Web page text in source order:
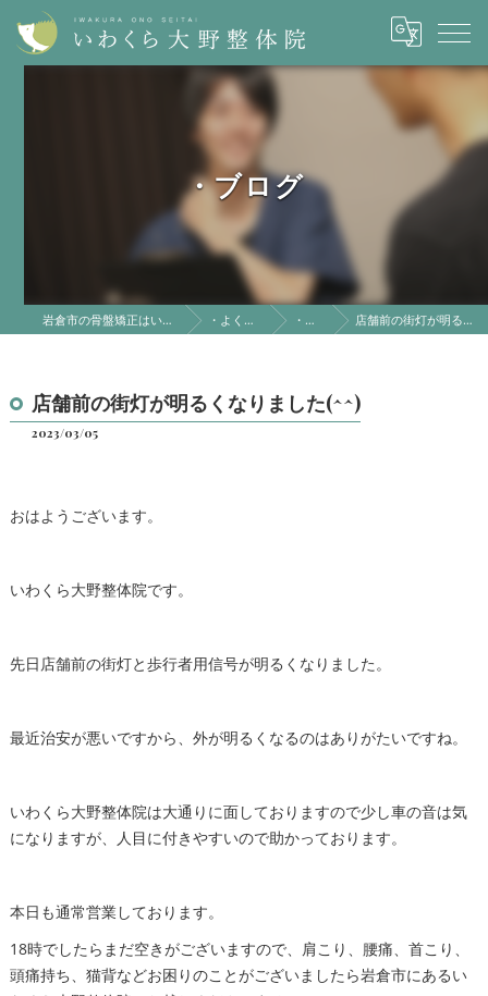
・ブログ
岩倉市の骨盤矯正はいわくら大野整体院 ・よくある質問 ・ブログ 店舗前の街灯が明るくなりました(^^)
店舗前の街灯が明るくなりました(^^)
2023/03/05
おはようございます。
いわくら大野整体院です。
先日店舗前の街灯と歩行者用信号が明るくなりました。
最近治安が悪いですから、外が明るくなるのはありがたいですね。
いわくら大野整体院は大通りに面しておりますので少し車の音は気
になりますが、人目に付きやすいので助かっております。
本日も通常営業しております。
18時でしたらまだ空きがございますので、肩こり、腰痛、首こり、
頭痛持ち、猫背などお困りのことがございましたら岩倉市にあるい